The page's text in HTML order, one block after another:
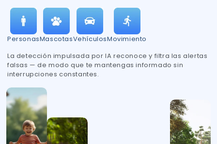
PersonasMascotasVehículosMovimiento
La detección impulsada por IA reconoce y filtra las alertas
falsas — de modo que te mantengas informado sin
interrupciones constantes.